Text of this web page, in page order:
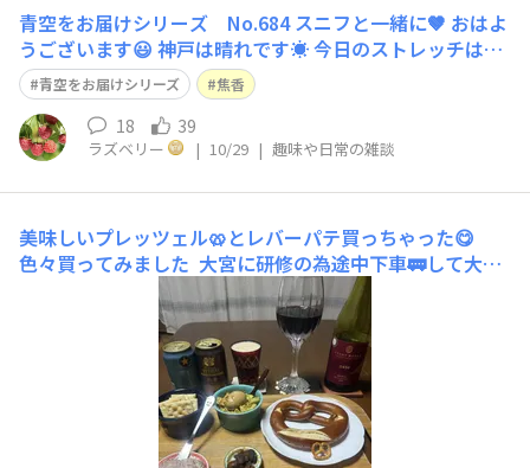
青空をお届けシリーズ No.684 スニフと一緒に🤎 おはよ
うございます😃 神戸は晴れです☀️ 今日のストレッチは、
難易度⭐️⭐️ 立ってでも、座ってでも行って頂けます。 骨盤
を立てて、下腹を引き上げて背筋を伸ばします。 胸の前
で両手の指を絡めます。 息を吸って吐きながら、手の甲
を前にゆっくり
青空をお届けシリーズ 焦香
18 39
ラズベリー | 10/29 | 趣味や日常の雑談
美味しいプレッツェル🥨とレバーパテ買っちゃった😋
色々買ってみました 大宮に研修の為途中下車🚃して大和
田駅近のokuda.hamに🚶‍♀️ここのウィンナーはドイツ🇩🇪
の製法で作られてるので、美味しい😋んですよ〜ついつ
い プレッツェル🥨に（￥390)クロワッサン🥐（¥100）
豚レバーパテに和牛コンビーフにハーブ🌿入ウィンナー買